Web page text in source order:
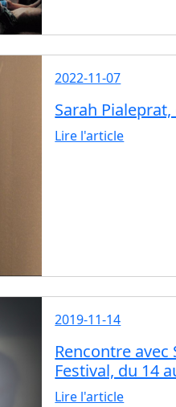
2022-11-07
Sarah
Lire l'article
2019-11-14
Rencontre
Festival, du 14
Lire l'article